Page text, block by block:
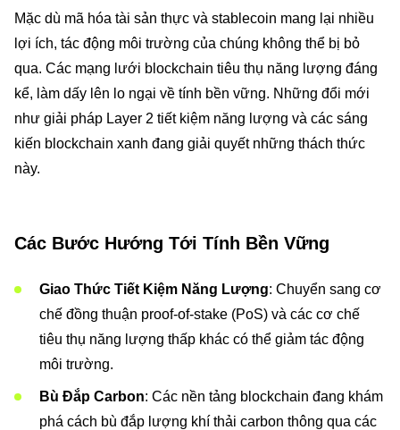
Mặc dù mã hóa tài sản thực và stablecoin mang lại nhiều
lợi ích, tác động môi trường của chúng không thể bị bỏ
qua. Các mạng lưới blockchain tiêu thụ năng lượng đáng
kể, làm dấy lên lo ngại về tính bền vững. Những đổi mới
như giải pháp Layer 2 tiết kiệm năng lượng và các sáng
kiến blockchain xanh đang giải quyết những thách thức
này.
Các Bước Hướng Tới Tính Bền Vững
Giao Thức Tiết Kiệm Năng Lượng: Chuyển sang cơ
chế đồng thuận proof-of-stake (PoS) và các cơ chế
tiêu thụ năng lượng thấp khác có thể giảm tác động
môi trường.
Bù Đắp Carbon: Các nền tảng blockchain đang khám
phá cách bù đắp lượng khí thải carbon thông qua các